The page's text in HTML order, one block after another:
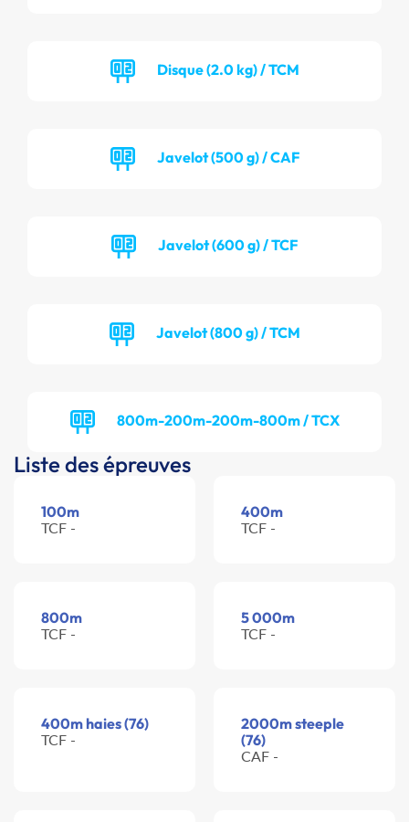
Disque (2.0 kg) / TCM
Javelot (500 g) / CAF
Javelot (600 g) / TCF
Javelot (800 g) / TCM
800m-200m-200m-800m / TCX
Liste des épreuves
100m
TCF -
400m
TCF -
800m
TCF -
5 000m
TCF -
400m haies (76)
TCF -
2000m steeple
(76)
CAF -